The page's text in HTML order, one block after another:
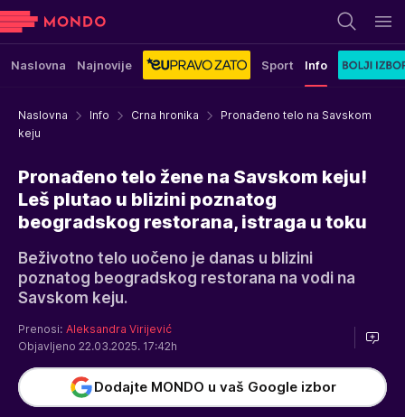
Naslovna Najnovije Sport Info
Naslovna Info Crna hronika
Pronađeno telo na Savskom
keju
Pronađeno telo žene na Savskom keju!
Leš plutao u blizini poznatog
beogradskog restorana, istraga u toku
Beživotno telo uočeno je danas u blizini
poznatog beogradskog restorana na vodi na
Savskom keju.
Prenosi: Aleksandra Virijević
Objavljeno 22.03.2025. 17:42h
Dodajte MONDO u vaš Google izbor